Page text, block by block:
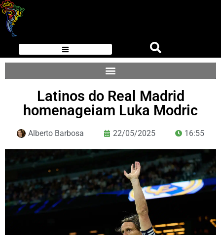
Latinos do Real Madrid
homenageiam Luka Modric
Alberto Barbosa 22/05/2025 16:55